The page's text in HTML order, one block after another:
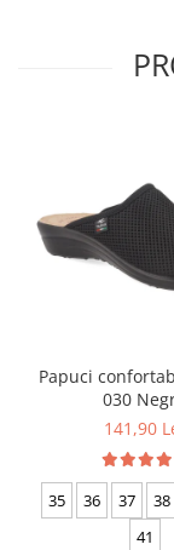
Papuci
030
141,90
35 36 37 38
41